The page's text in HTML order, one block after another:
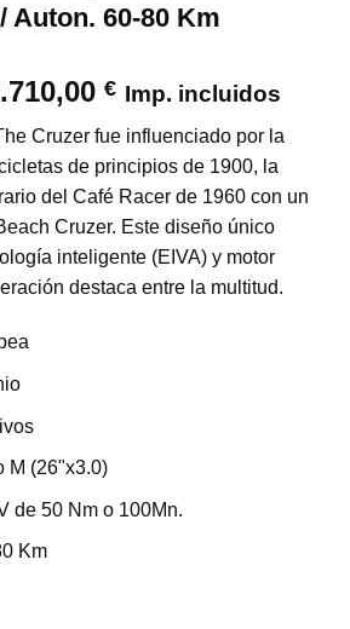
Auton. 60-80 Km
€Rango
precios:
desde
3.460,00 €
hasta
3.710,00 €
Imp. incluidos
Cruzer fue influenciado por la
de principios de 1900, la
del Café Racer de 1960 con un
Cruzer. Este diseño único
inteligente (EIVA) y motor
destaca entre la multitud.
M (26"x3.0)
de 50 Nm o 100Mn.
Km